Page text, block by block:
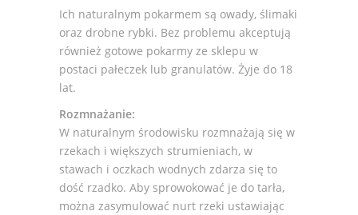
Ich naturalnym pokarmem są owady, ślimaki
oraz drobne rybki. Bez problemu akceptują
również gotowe pokarmy ze sklepu w
postaci pałeczek lub granulatów. Żyje do 18
lat.
Rozmnażanie:
W naturalnym środowisku rozmnażają się w
rzekach i większych strumieniach, w
stawach i oczkach wodnych zdarza się to
dość rzadko. Aby sprowokować je do tarła,
można zasymulować nurt rzeki ustawiając